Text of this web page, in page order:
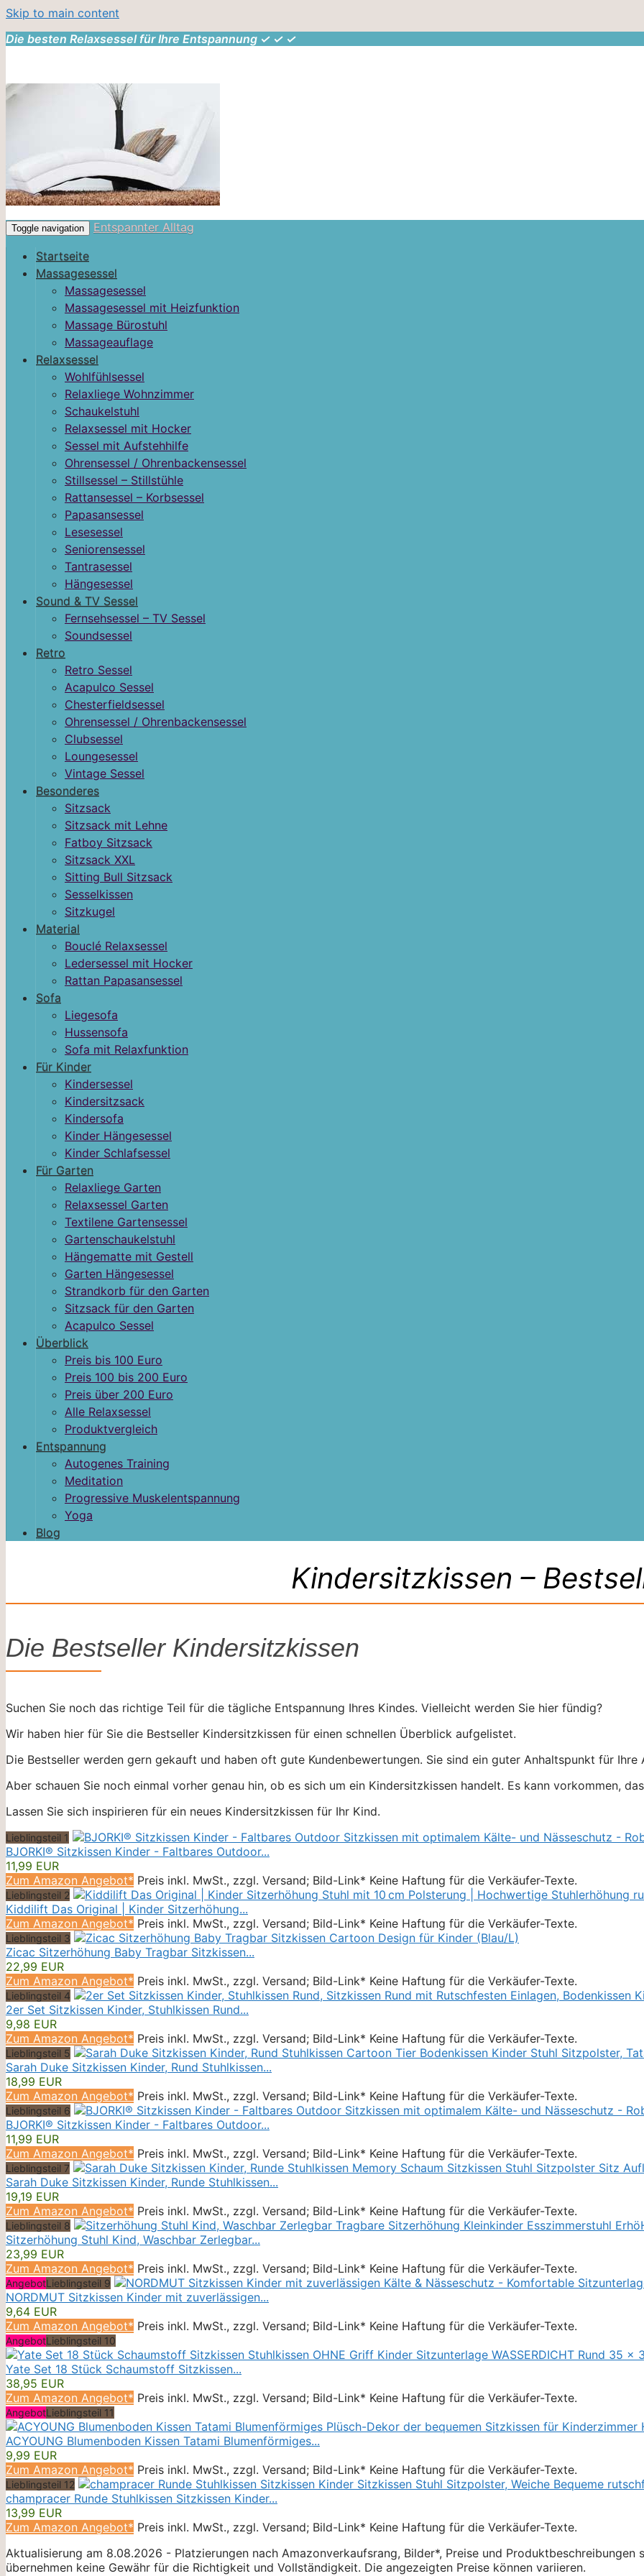
Skip to main content
Die besten Relaxsessel für Ihre Entspannung ✓ ✓ ✓
Toggle navigation
Entspannter Alltag
Startseite
Massagesessel
Massagesessel
Massagesessel mit Heizfunktion
Massage Bürostuhl
Massageauflage
Relaxsessel
Wohlfühlsessel
Relaxliege Wohnzimmer
Schaukelstuhl
Relaxsessel mit Hocker
Sessel mit Aufstehhilfe
Ohrensessel / Ohrenbackensessel
Stillsessel – Stillstühle
Rattansessel – Korbsessel
Papasansessel
Lesesessel
Seniorensessel
Tantrasessel
Hängesessel
Sound & TV Sessel
Fernsehsessel – TV Sessel
Soundsessel
Retro
Retro Sessel
Acapulco Sessel
Chesterfieldsessel
Ohrensessel / Ohrenbackensessel
Clubsessel
Loungesessel
Vintage Sessel
Besonderes
Sitzsack
Sitzsack mit Lehne
Fatboy Sitzsack
Sitzsack XXL
Sitting Bull Sitzsack
Sesselkissen
Sitzkugel
Material
Bouclé Relaxsessel
Ledersessel mit Hocker
Rattan Papasansessel
Sofa
Liegesofa
Hussensofa
Sofa mit Relaxfunktion
Für Kinder
Kindersessel
Kindersitzsack
Kindersofa
Kinder Hängesessel
Kinder Schlafsessel
Für Garten
Relaxliege Garten
Relaxsessel Garten
Textilene Gartensessel
Gartenschaukelstuhl
Hängematte mit Gestell
Garten Hängesessel
Strandkorb für den Garten
Sitzsack für den Garten
Acapulco Sessel
Überblick
Preis bis 100 Euro
Preis 100 bis 200 Euro
Preis über 200 Euro
Alle Relaxsessel
Produktvergleich
Entspannung
Autogenes Training
Meditation
Progressive Muskelentspannung
Yoga
Blog
Kindersitzkissen –
Die Bestseller Kindersitzkissen
Suchen Sie noch das richtige Teil für die tägliche Entspannung Ihres Kindes. Vielleicht werden Sie hier fündig?
Wir haben hier für Sie die Bestseller Kindersitzkissen für einen schnellen Überblick aufgelistet.
Die Bestseller werden gern gekauft und haben oft gute Kundenbewertungen. Sie sind ein guter Anhaltspunkt für Ihre
Aber schauen Sie noch einmal vorher genau hin, ob es sich um ein Kindersitzkissen handelt. Es kann vorkommen,
Lassen Sie sich inspirieren für ein neues Kindersitzkissen für Ihr Kind.
Lieblingsteil 1
BJORKI® Sitzkissen Kinder - Faltbares Outdoor...
11,99 EUR
Zum Amazon Angebot* Preis inkl. MwSt., zzgl. Versand; Bild-Link* Keine Haftung für die Verkäufer-Texte.
Lieblingsteil 2
Kiddilift Das Original | Kinder Sitzerhöhung...
Zum Amazon Angebot* Preis inkl. MwSt., zzgl. Versand; Bild-Link* Keine Haftung für die Verkäufer-Texte.
Lieblingsteil 3
Zicac Sitzerhöhung Baby Tragbar Sitzkissen...
22,99 EUR
Zum Amazon Angebot* Preis inkl. MwSt., zzgl. Versand; Bild-Link* Keine Haftung für die Verkäufer-Texte.
Lieblingsteil 4
2er Set Sitzkissen Kinder, Stuhlkissen Rund...
9,98 EUR
Zum Amazon Angebot* Preis inkl. MwSt., zzgl. Versand; Bild-Link* Keine Haftung für die Verkäufer-Texte.
Lieblingsteil 5
Sarah Duke Sitzkissen Kinder, Rund Stuhlkissen...
18,99 EUR
Zum Amazon Angebot* Preis inkl. MwSt., zzgl. Versand; Bild-Link* Keine Haftung für die Verkäufer-Texte.
Lieblingsteil 6
BJORKI® Sitzkissen Kinder - Faltbares Outdoor...
11,99 EUR
Zum Amazon Angebot* Preis inkl. MwSt., zzgl. Versand; Bild-Link* Keine Haftung für die Verkäufer-Texte.
Lieblingsteil 7
Sarah Duke Sitzkissen Kinder, Runde Stuhlkissen...
19,19 EUR
Zum Amazon Angebot* Preis inkl. MwSt., zzgl. Versand; Bild-Link* Keine Haftung für die Verkäufer-Texte.
Lieblingsteil 8
Sitzerhöhung Stuhl Kind, Waschbar Zerlegbar...
23,99 EUR
Zum Amazon Angebot* Preis inkl. MwSt., zzgl. Versand; Bild-Link* Keine Haftung für die Verkäufer-Texte.
AngebotLieblingsteil 9
NORDMUT Sitzkissen Kinder mit zuverlässigen...
9,64 EUR
Zum Amazon Angebot* Preis inkl. MwSt., zzgl. Versand; Bild-Link* Keine Haftung für die Verkäufer-Texte.
AngebotLieblingsteil 10
Yate Set 18 Stück Schaumstoff Sitzkissen...
38,95 EUR
Zum Amazon Angebot* Preis inkl. MwSt., zzgl. Versand; Bild-Link* Keine Haftung für die Verkäufer-Texte.
AngebotLieblingsteil 11
ACYOUNG Blumenboden Kissen Tatami Blumenförmiges...
9,99 EUR
Zum Amazon Angebot* Preis inkl. MwSt., zzgl. Versand; Bild-Link* Keine Haftung für die Verkäufer-Texte.
Lieblingsteil 12
champracer Runde Stuhlkissen Sitzkissen Kinder...
13,99 EUR
Zum Amazon Angebot* Preis inkl. MwSt., zzgl. Versand; Bild-Link* Keine Haftung für die Verkäufer-Texte.
Aktualisierung am 8.08.2026 - Platzierungen nach Amazonverkaufsrang, Bilder*, Preise und
übernehmen keine Gewähr für die Richtigkeit und Vollständigkeit. Die angezeigten Preise können variieren.